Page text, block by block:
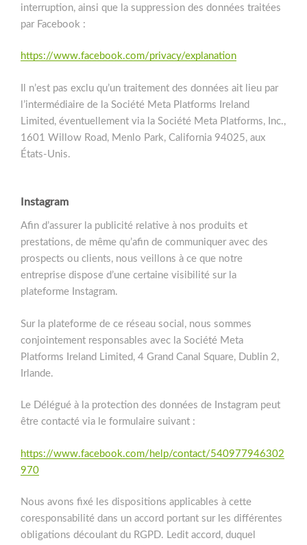
interruption, ainsi que la suppression des données traitées
par Facebook :
https://www.facebook.com/privacy/explanation
Il n’est pas exclu qu’un traitement des données ait lieu par
l’intermédiaire de la Société Meta Platforms Ireland
Limited, éventuellement via la Société Meta Platforms, Inc.,
1601 Willow Road, Menlo Park, California 94025, aux
États-Unis.
Instagram
Afin d’assurer la publicité relative à nos produits et
prestations, de même qu’afin de communiquer avec des
prospects ou clients, nous veillons à ce que notre
entreprise dispose d’une certaine visibilité sur la
plateforme Instagram.
Sur la plateforme de ce réseau social, nous sommes
conjointement responsables avec la Société Meta
Platforms Ireland Limited, 4 Grand Canal Square, Dublin 2,
Irlande.
Le Délégué à la protection des données de Instagram peut
être contacté via le formulaire suivant :
https://www.facebook.com/help/contact/540977946302
970
Nous avons fixé les dispositions applicables à cette
coresponsabilité dans un accord portant sur les différentes
obligations découlant du RGPD. Ledit accord, duquel